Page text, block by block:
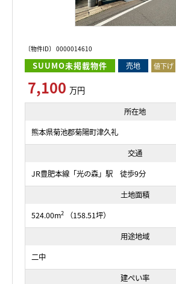
〔物件ID〕 0000014610
SUUMO未掲載物件 売地 値下げ
7,100 万円
所在地
熊本県菊池郡菊陽町津久礼
交通
JR豊肥本線「光の森」駅 徒歩9分
土地面積
524.00m2
（158.51坪）
用途地域
二中
建ぺい率